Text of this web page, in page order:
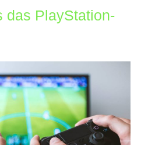
das PlayStation-